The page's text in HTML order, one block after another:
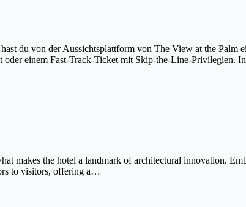
du von der Aussichtsplattform von The View at the Palm
einem Fast-Track-Ticket mit Skip-the-Line-Privilegien.
the hotel a landmark of architectural innovation.
to visitors, offering a…